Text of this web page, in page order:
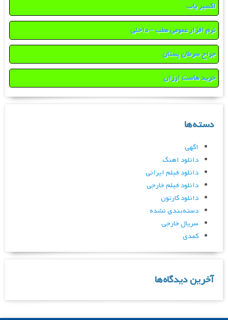
اکسیر یاب
نرم افزار عمومی مطب – داخلی
جراح سرطان پستان
خرید هاست ارزان
دسته‌ها
اگهی
دانلود اهنگ
دانلود فیلم ایرانی
دانلود فیلم خارجی
دانلود کارتون
دسته‌بندی نشده
سریال خارجی
کمدی
آخرین دیدگاه‌ها